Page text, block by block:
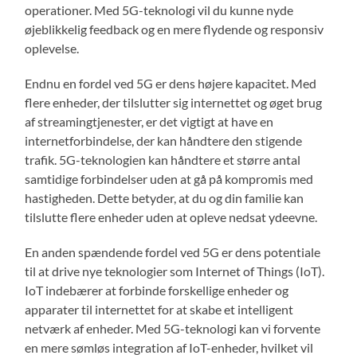
operationer. Med 5G-teknologi vil du kunne nyde
øjeblikkelig feedback og en mere flydende og responsiv
oplevelse.
Endnu en fordel ved 5G er dens højere kapacitet. Med
flere enheder, der tilslutter sig internettet og øget brug
af streamingtjenester, er det vigtigt at have en
internetforbindelse, der kan håndtere den stigende
trafik. 5G-teknologien kan håndtere et større antal
samtidige forbindelser uden at gå på kompromis med
hastigheden. Dette betyder, at du og din familie kan
tilslutte flere enheder uden at opleve nedsat ydeevne.
En anden spændende fordel ved 5G er dens potentiale
til at drive nye teknologier som Internet of Things (IoT).
IoT indebærer at forbinde forskellige enheder og
apparater til internettet for at skabe et intelligent
netværk af enheder. Med 5G-teknologi kan vi forvente
en mere sømløs integration af IoT-enheder, hvilket vil